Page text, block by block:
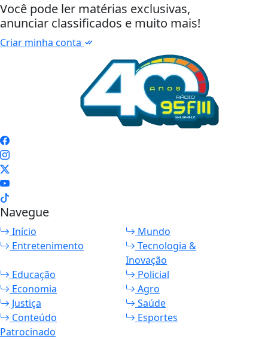
Você pode ler matérias exclusivas,
anunciar classificados e muito mais!
Criar minha conta
Navegue
Início
Mundo
Entretenimento
Tecnologia &
Inovação
Educação
Policial
Economia
Agro
Justiça
Saúde
Conteúdo
Patrocinado
Esportes